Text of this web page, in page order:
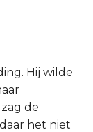
Hij wilde
de
het niet